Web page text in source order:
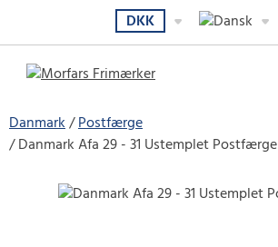
DKK
Danmark Postfærge
Danmark Afa 29 - 31 Ustemplet Postfærge